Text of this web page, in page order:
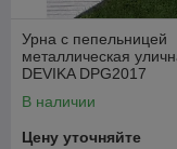
Урна с пепельницей
металлическая
DEVIKA DPG2017
В наличии
Цену уточняйте